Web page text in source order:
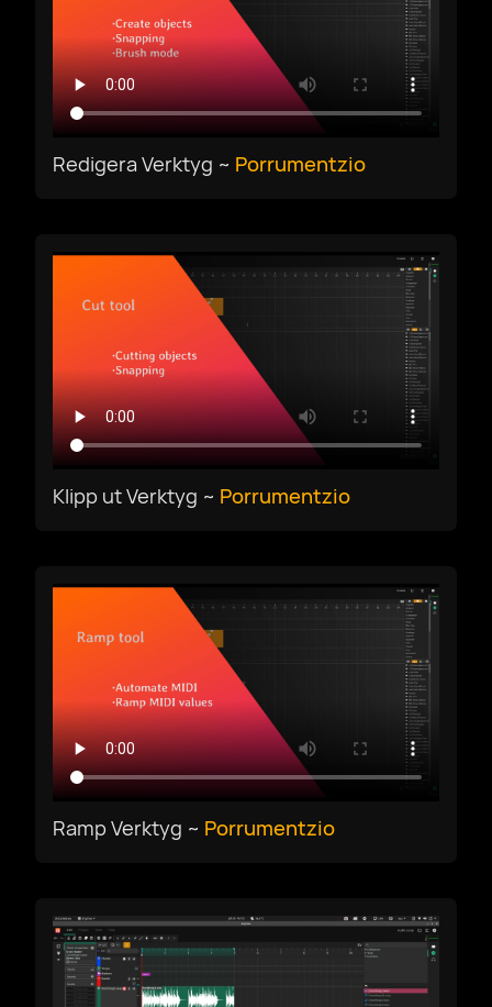
Redigera Verktyg ~ Porrumentzio
Klipp ut Verktyg ~ Porrumentzio
Ramp Verktyg ~ Porrumentzio